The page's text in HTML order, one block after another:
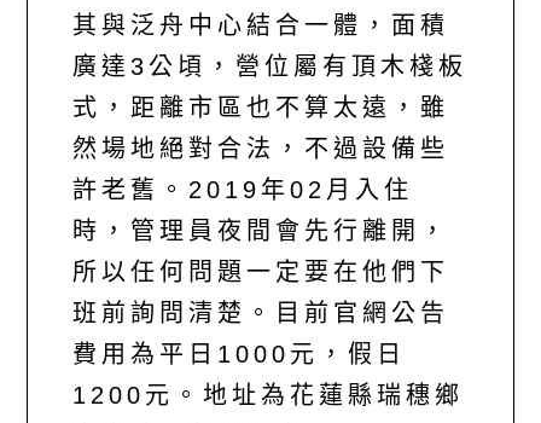
其與泛舟中心結合一體，面積
廣達3公頃，營位屬有頂木棧板
式，距離市區也不算太遠，雖
然場地絕對合法，不過設備些
許老舊。2019年02月入住
時，管理員夜間會先行離開，
所以任何問題一定要在他們下
班前詢問清楚。目前官網公告
費用為平日1000元，假日
1200元。地址為花蓮縣瑞穗鄉